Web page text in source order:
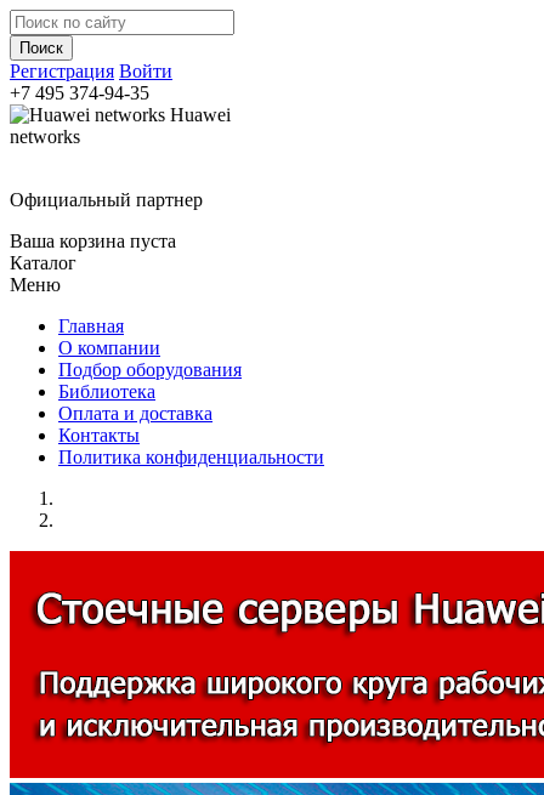
Регистрация Войти
+7 495 374-94-35
Huawei
networks
Официальный партнер
Ваша корзина пуста
Каталог
Меню
Главная
О компании
Подбор оборудования
Библиотека
Оплата и доставка
Контакты
Политика конфиденциальности